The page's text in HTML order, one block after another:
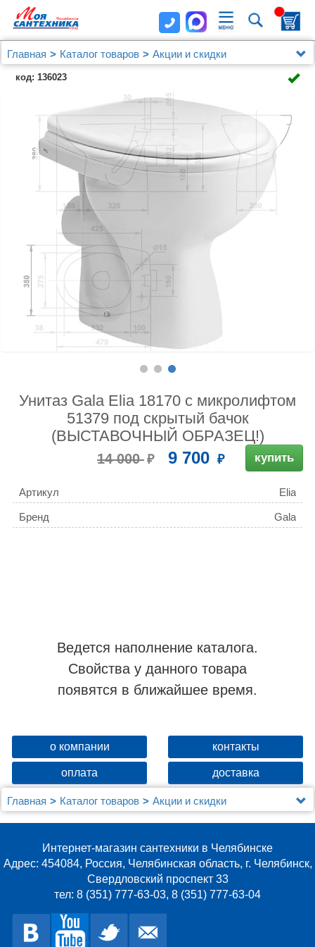
Главная Каталог товаров
Акции и скидки
Унитаз Gala Elia 18170 с микролифтом 51379 под
скрытый бачок (ВЫСТАВОЧНЫЙ ОБРАЗЕЦ!)
код: 136023
Унитаз Gala Elia 18170 с микролифтом
51379 под скрытый бачок
(ВЫСТАВОЧНЫЙ ОБРАЗЕЦ!)
14 000 9 700 купить
Артикул Elia
Бренд Gala
Ведется наполнение каталога.
Свойства у данного товара
появятся в ближайшее время.
о компании контакты
оплата доставка
Главная Каталог товаров
Акции и скидки
Унитаз Gala Elia 18170 с микролифтом 51379 под
Интернет-магазин сантехники в Челябинске
Адрес: 454084, Россия, Челябинская область, г. Челябинск,
Свердловский проспект 33
тел: 8 (351) 777-63-03, 8 (351) 777-63-04